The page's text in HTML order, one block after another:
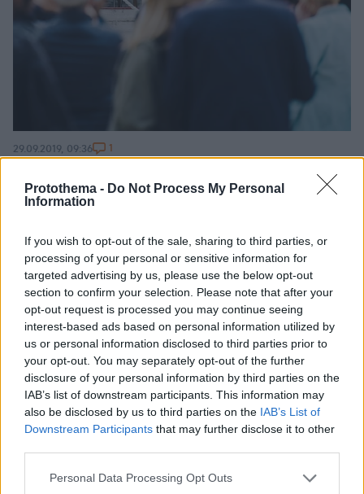
Protothema - Do Not Process My Personal
Information
If you wish to opt-out of the sale, sharing to third parties, or
processing of your personal or sensitive information for
targeted advertising by us, please use the below opt-out
section to confirm your selection. Please note that after your
opt-out request is processed you may continue seeing
interest-based ads based on personal information utilized by
us or personal information disclosed to third parties prior to
your opt-out. You may separately opt-out of the further
disclosure of your personal information by third parties on the
IAB’s list of downstream participants. This information may
also be disclosed by us to third parties on the IAB’s List of
Downstream Participants that may further disclose it to other
Please note that this website/app uses one or more Google
Personal Data Processing Opt Outs
εκλιπόντα πρώην πρόεδρο
Οι Γάλλοι αποτίουν φόρο τιμής στον πρώην πρόεδρό
χώρας για 40 χρόνια - 30 ξένοι ηγέτες στο «τελευταίο
αντίο» στον Ζακ Σιράκ τη Δευτέρα, ημέρα εθνικού
πένθους
29.09.2019, 09:36 1